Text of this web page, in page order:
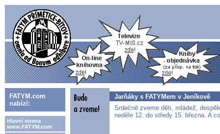
FATYM.com
nabízí:
Hlavní strana
www.FATYM.com
Jarňáky s FATYMem v Jeníkově
Srdečně zveme děti, mládež,
neděle 12. do středy 15. března. A